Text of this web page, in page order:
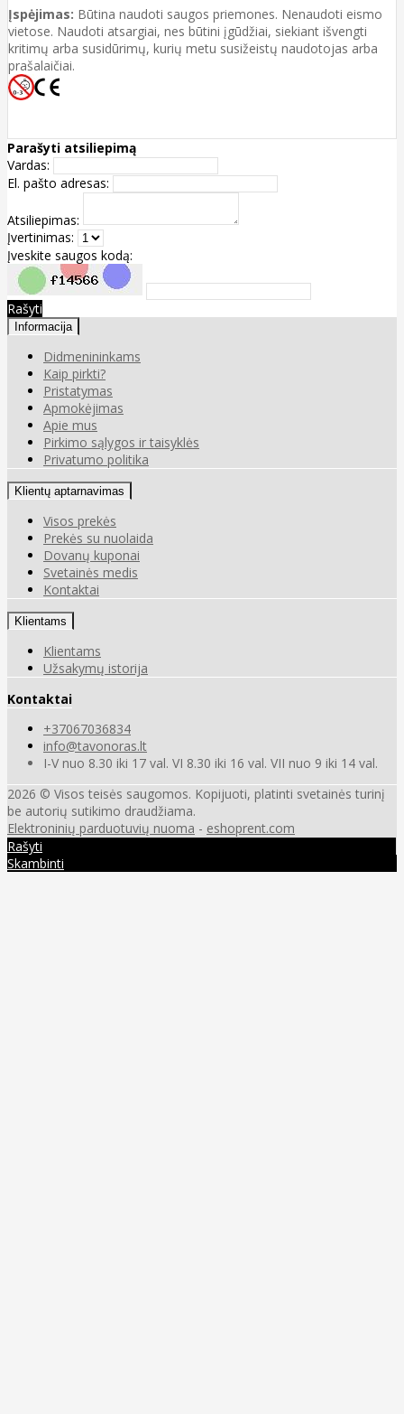
Įspėjimas: Būtina naudoti saugos priemones. Nenaudoti eismo
vietose. Naudoti atsargiai, nes būtini įgūdžiai, siekiant išvengti
kritimų arba susidūrimų, kurių metu susižeistų naudotojas arba
prašalaičiai.
Parašyti atsiliepimą
Vardas:
El. pašto adresas:
Atsiliepimas:
Įvertinimas:
Įveskite saugos kodą:
Rašyti
Informacija
Didmenininkams
Kaip pirkti?
Pristatymas
Apmokėjimas
Apie mus
Pirkimo sąlygos ir taisyklės
Privatumo politika
Klientų aptarnavimas
Visos prekės
Prekės su nuolaida
Dovanų kuponai
Svetainės medis
Kontaktai
Klientams
Klientams
Užsakymų istorija
Kontaktai
+37067036834
info@tavonoras.lt
I-V nuo 8.30 iki 17 val. VI 8.30 iki 16 val. VII nuo 9 iki 14 val.
2026 © Visos teisės saugomos. Kopijuoti, platinti svetainės turinį
be autorių sutikimo draudžiama.
Elektroninių parduotuvių nuoma - eshoprent.com
Rašyti
Skambinti